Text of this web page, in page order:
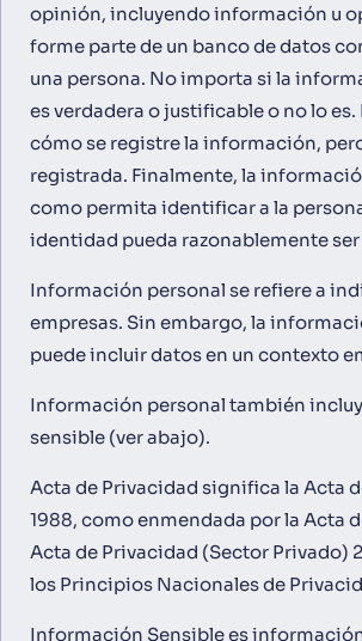
opinión, incluyendo información u
forme parte de un banco de datos
una persona. No importa si la
es verdadera o justificable o no lo
cómo se registre la información,
registrada. Finalmente, la
como permita identificar a la
identidad pueda razonablemente
Información personal se refiere a
empresas. Sin embargo, la
puede incluir datos en un contexto
Información personal también
sensible (ver abajo).
Acta de Privacidad significa la Acta
1988, como enmendada por la Acta
Acta de Privacidad (Sector Privado)
los Principios Nacionales de
Información Sensible es